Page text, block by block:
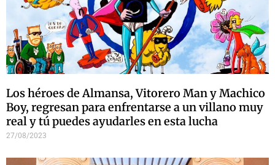
Los héroes de Almansa, Vitorero Man y Machico
Boy, regresan para enfrentarse a un villano muy
real y tú puedes ayudarles en esta lucha
27/08/2023